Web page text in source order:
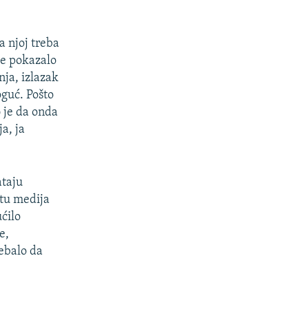
njoj treba
pokazalo
izlazak
Pošto
je da onda
ja
medija
da